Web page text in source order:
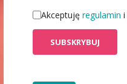
Akceptuję regulamin i